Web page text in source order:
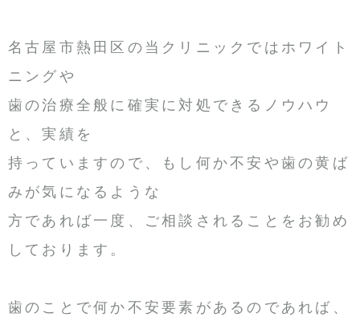
名古屋市熱田区の当クリニックではホワイト
ニングや
歯の治療全般に確実に対処できるノウハウ
と、実績を
持っていますので、もし何か不安や歯の黄ば
みが気になるような
方であれば一度、ご相談されることをお勧め
しております。
歯のことで何か不安要素があるのであれば、